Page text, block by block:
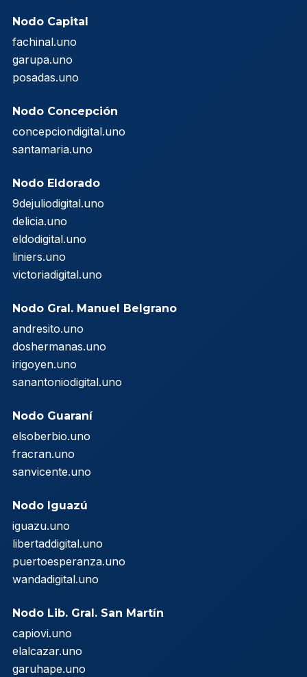
Nodo Capital
fachinal.uno
garupa.uno
posadas.uno
Nodo Concepción
concepciondigital.uno
santamaria.uno
Nodo Eldorado
9dejuliodigital.uno
delicia.uno
eldodigital.uno
liniers.uno
victoriadigital.uno
Nodo Gral. Manuel Belgrano
andresito.uno
doshermanas.uno
irigoyen.uno
sanantoniodigital.uno
Nodo Guaraní
elsoberbio.uno
fracran.uno
sanvicente.uno
Nodo Iguazú
iguazu.uno
libertaddigital.uno
puertoesperanza.uno
wandadigital.uno
Nodo Lib. Gral. San Martín
capiovi.uno
elalcazar.uno
garuhape.uno